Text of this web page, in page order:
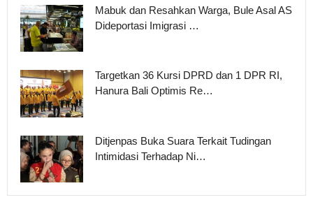
Mabuk dan Resahkan Warga, Bule Asal AS
Dideportasi Imigrasi …
Targetkan 36 Kursi DPRD dan 1 DPR RI,
Hanura Bali Optimis Re…
Ditjenpas Buka Suara Terkait Tudingan
Intimidasi Terhadap Ni…